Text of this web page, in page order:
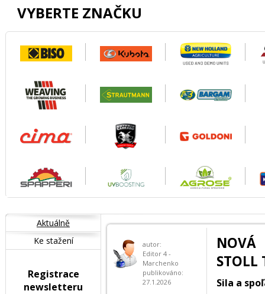
VYBERTE ZNAČKU
autor:
Editor 4 -
Marchenko
publikováno:
27.1.2026
NOVÁ
STOLL
Sila a
Aktuálně
Ke stažení
Registrace
newsletteru